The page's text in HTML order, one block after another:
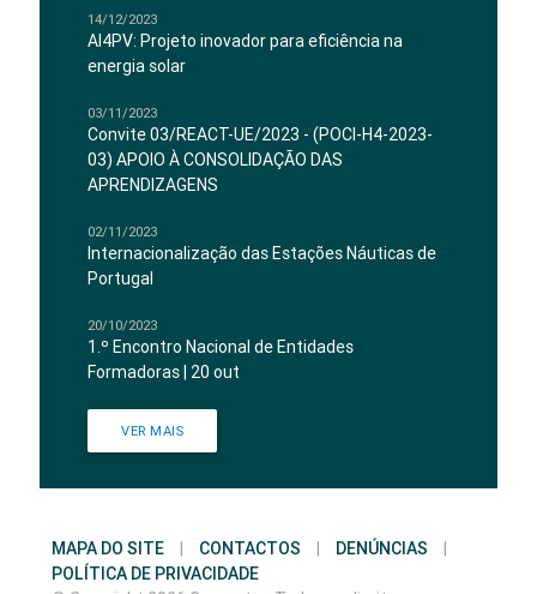
14/12/2023
AI4PV: Projeto inovador para eficiência na
energia solar
03/11/2023
Convite 03/REACT-UE/2023 - (POCI-H4-2023-
03) APOIO À CONSOLIDAÇÃO DAS
APRENDIZAGENS
02/11/2023
Internacionalização das Estações Náuticas de
Portugal
20/10/2023
1.º Encontro Nacional de Entidades
Formadoras | 20 out
VER MAIS
MAPA DO SITE | CONTACTOS | DENÚNCIAS
|
POLÍTICA DE PRIVACIDADE